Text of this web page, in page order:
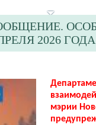
2026
мэрии